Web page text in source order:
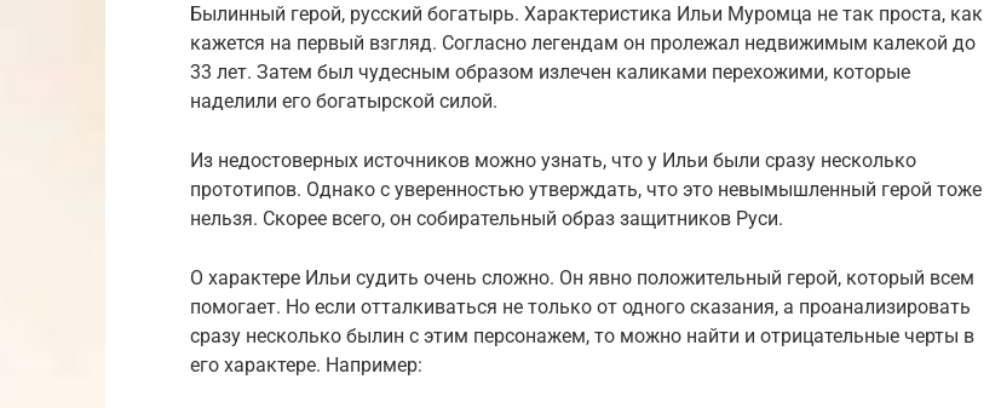
Былинный герой, русский богатырь. Характеристика Ильи Муромца не так проста, как
кажется на первый взгляд. Согласно легендам он пролежал недвижимым калекой до
33 лет. Затем был чудесным образом излечен каликами перехожими, которые
наделили его богатырской силой.
Из недостоверных источников можно узнать, что у Ильи были сразу несколько
прототипов. Однако с уверенностью утверждать, что это невымышленный герой тоже
нельзя. Скорее всего, он собирательный образ защитников Руси.
О характере Ильи судить очень сложно. Он явно положительный герой, который всем
помогает. Но если отталкиваться не только от одного сказания, а проанализировать
сразу несколько былин с этим персонажем, то можно найти и отрицательные черты в
его характере. Например: